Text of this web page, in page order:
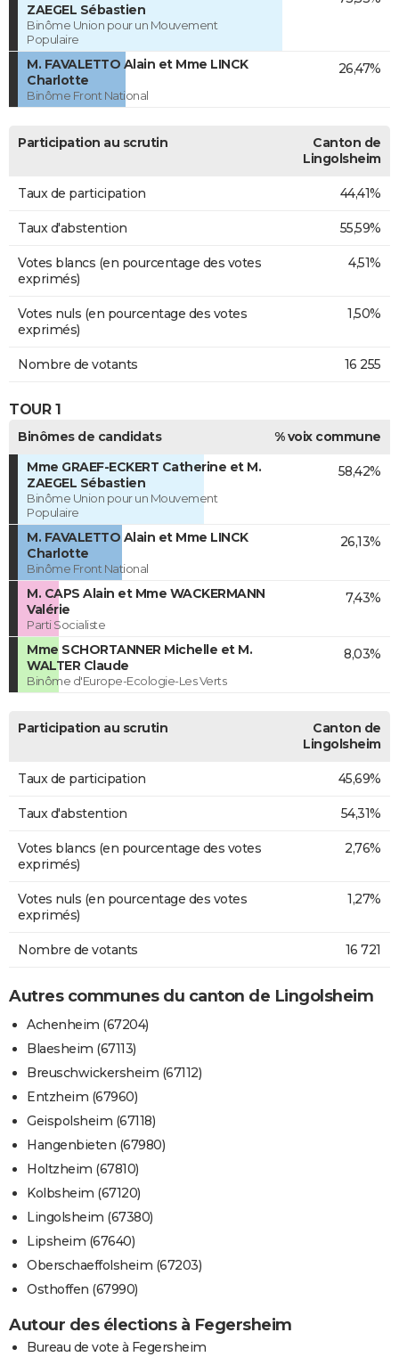
ZAEGEL Sébastien
Binôme Union pour un Mouvement
Populaire
M. FAVALETTO Alain et Mme LINCK
Charlotte
Binôme Front National
26,47%
Participation au scrutin
Canton de
Lingolsheim
Taux de participation 44,41%
Taux d'abstention 55,59%
Votes blancs (en pourcentage des votes
exprimés)
4,51%
Votes nuls (en pourcentage des votes
exprimés)
1,50%
Nombre de votants 16 255
TOUR 1
Binômes de candidats
% voix commune
Mme GRAEF-ECKERT Catherine et M.
ZAEGEL Sébastien
Binôme Union pour un Mouvement
Populaire
58,42%
M. FAVALETTO Alain et Mme LINCK
Charlotte
Binôme Front National
26,13%
M. CAPS Alain et Mme WACKERMANN
Valérie
Parti Socialiste
7,43%
Mme SCHORTANNER Michelle et M.
WALTER Claude
Binôme d'Europe-Ecologie-Les Verts
8,03%
Participation au scrutin
Canton de
Lingolsheim
Taux de participation 45,69%
Taux d'abstention 54,31%
Votes blancs (en pourcentage des votes
exprimés)
2,76%
Votes nuls (en pourcentage des votes
exprimés)
1,27%
Nombre de votants 16 721
Autres communes du canton de Lingolsheim
Achenheim (67204)
Blaesheim (67113)
Breuschwickersheim (67112)
Entzheim (67960)
Geispolsheim (67118)
Hangenbieten (67980)
Holtzheim (67810)
Kolbsheim (67120)
Lingolsheim (67380)
Lipsheim (67640)
Oberschaeffolsheim (67203)
Osthoffen (67990)
Autour des élections à Fegersheim
Bureau de vote à Fegersheim